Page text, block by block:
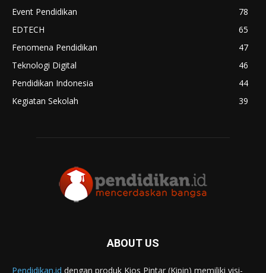
Event Pendidikan
78
EDTECH
65
Fenomena Pendidikan
47
Teknologi Digital
46
Pendidikan Indonesia
44
Kegiatan Sekolah
39
ABOUT US
Pendidikan.id dengan produk Kios Pintar (Kipin) memiliki visi-